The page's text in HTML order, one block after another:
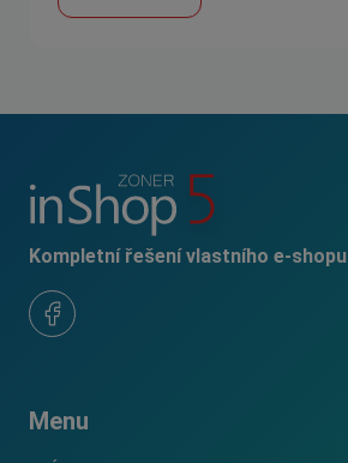
Kompletní řešení vlastního e-shopu
Menu